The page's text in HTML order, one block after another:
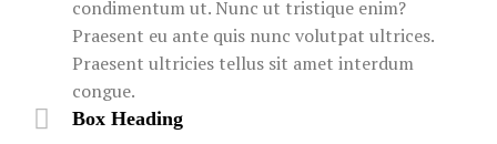
condimentum ut. Nunc ut tristique enim?
Praesent eu ante quis nunc volutpat ultrices.
Praesent ultricies tellus sit amet interdum
congue.
Box Heading